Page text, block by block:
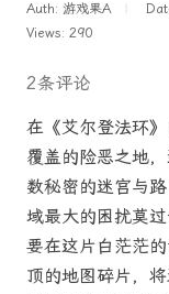
Auth: 游戏果A
Views: 290
2条评论
在《艾尔登法环
覆盖的险恶之地
数秘密的迷宫与
域最大的困扰莫
要在这片白茫茫
顶的地图碎片，